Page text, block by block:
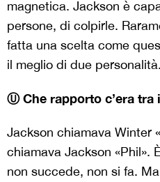
magnetica. Jackson è
persone, di colpirle.
fatta una scelta come
il meglio di due personalità.
Ⓤ Che rapporto c’era tra
Jackson chiamava Winter
chiamava Jackson «Phil».
non succede, non si fa.